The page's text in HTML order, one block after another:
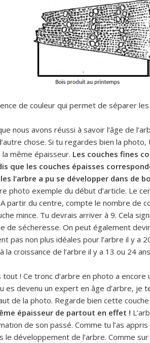
de couleur qui permet de séparer
nous avons réussi à savoir l’âge de
chose. Si tu regardes bien la
la même épaisseur. Les couches fines
que les couches épaisses
l’arbre a pu se développer dans de
photo exemple du début d’article. Le
partir du centre, compte le nombre de
mince. Tu devrais arriver à 9. Cela
de sécheresse. On peut également
pas non plus idéales pour l’arbre il y a
la croissance de l’arbre il y a 13 ou 24
tout ! Ce tronc d’arbre en photo a
es devenu un expert en âge d’arbre, je
de la photo. Regarde bien cette
épaisseur de partout en effet !
de son passé. Comme tu l’as
le développement de l’arbre. Comme